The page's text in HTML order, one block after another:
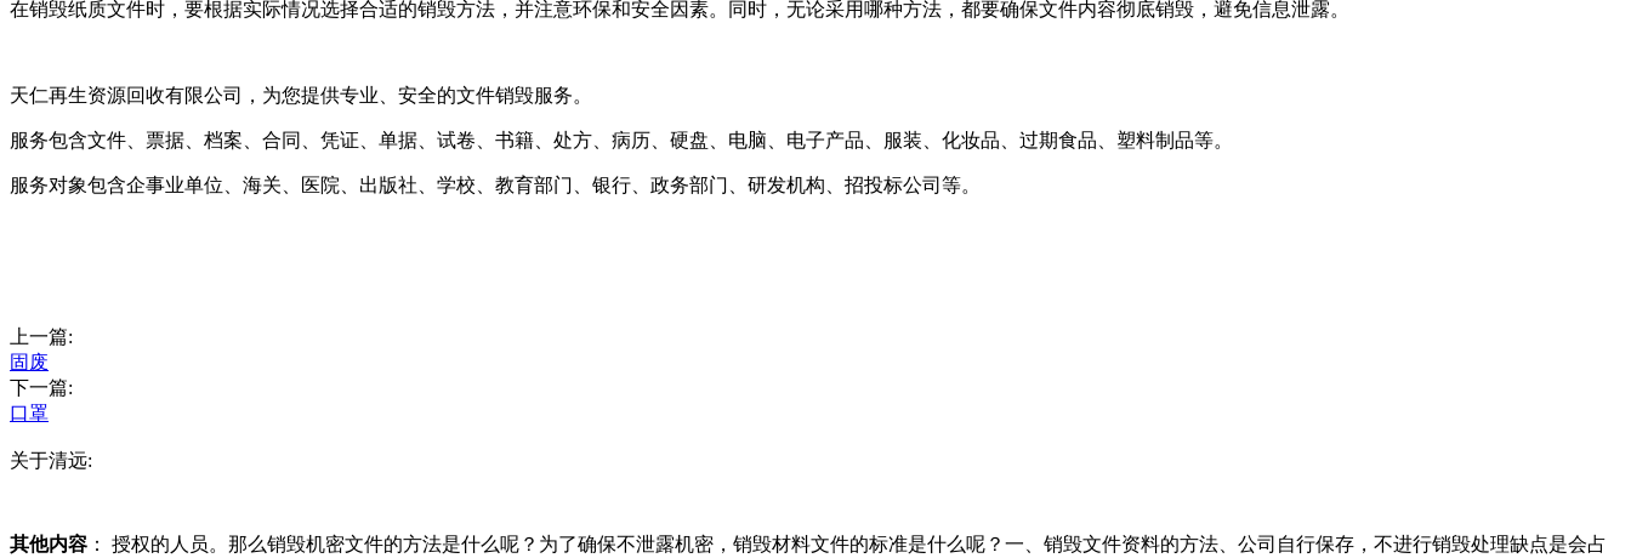
在销毁纸质文件时，要根据实际情况选择合适的销毁方法，并注意环保和安全因素。同时，无论采用哪种方法，都要确保文件内容彻底销毁，避免信息泄露。
天仁再生资源回收有限公司，为您提供专业、安全的文件销毁服务。
服务包含文件、票据、档案、合同、凭证、单据、试卷、书籍、处方、病历、硬盘、电脑、电子产品、服装、化妆品、过期食品、塑料制品等。
服务对象包含企事业单位、海关、医院、出版社、学校、教育部门、银行、政务部门、研发机构、招投标公司等。
上一篇:
固废
下一篇:
口罩
关于清远:
其他内容 ： 授权的人员。那么销毁机密文件的方法是什么呢？为了确保不泄露机密，销毁材料文件的标准是什么呢？一、销毁文件资料的方法、公司自行保存，不进行销毁处理缺点是会占